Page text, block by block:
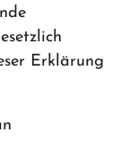
Erklärung